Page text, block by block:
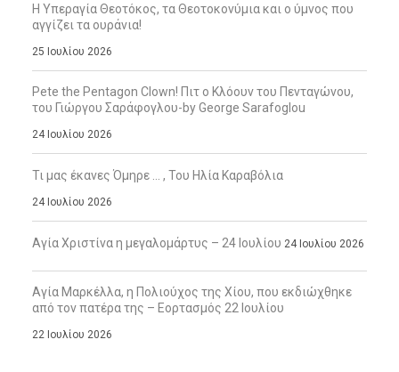
Η Υπεραγία Θεοτόκος, τα Θεοτοκονύμια και ο ύμνος που
αγγίζει τα ουράνια!
25 Ιουλίου 2026
Pete the Pentagon Clown! Πιτ ο Κλόουν του Πενταγώνου,
του Γιώργου Σαράφογλου-by George Sarafoglou
24 Ιουλίου 2026
Τι μας έκανες Όμηρε … , Του Ηλία Καραβόλια
24 Ιουλίου 2026
Αγία Χριστίνα η μεγαλομάρτυς – 24 Ιουλίου 24 Ιουλίου 2026
Αγία Μαρκέλλα, η Πολιούχος της Χίου, που εκδιώχθηκε
από τον πατέρα της – Εορτασμός 22 Ιουλίου
22 Ιουλίου 2026